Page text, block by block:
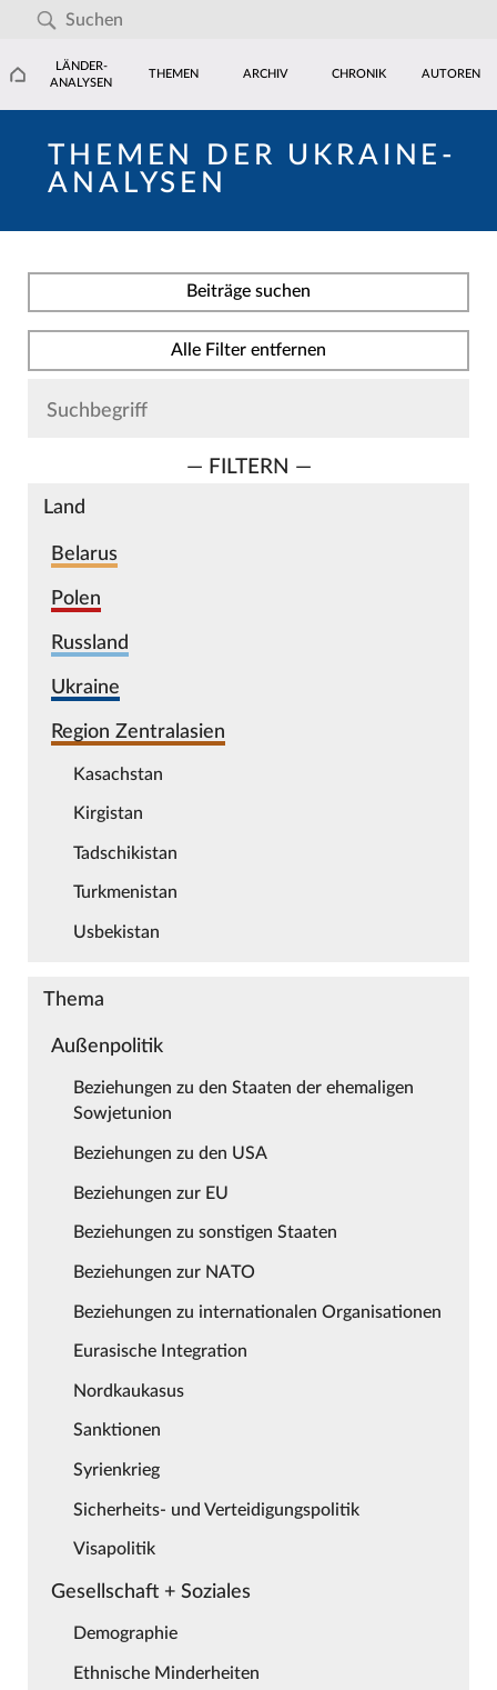
LÄNDER-
ANALYSEN
THEMEN ARCHIV CHRONIK AUTOREN
THEMEN DER UKRAINE-
ANALYSEN
Beiträge suchen
Alle Filter entfernen
— FILTERN —
Land
Belarus
Polen
Russland
Ukraine
Region Zentralasien
Kasachstan
Kirgistan
Tadschikistan
Turkmenistan
Usbekistan
Thema
Außenpolitik
Beziehungen zu den Staaten der ehemaligen
Sowjetunion
Beziehungen zu den USA
Beziehungen zur EU
Beziehungen zu sonstigen Staaten
Beziehungen zur NATO
Beziehungen zu internationalen Organisationen
Eurasische Integration
Nordkaukasus
Sanktionen
Syrienkrieg
Sicherheits- und Verteidigungspolitik
Visapolitik
Gesellschaft + Soziales
Demographie
Ethnische Minderheiten